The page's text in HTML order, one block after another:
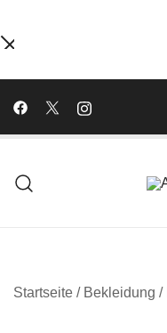
Startseite / Bekleidung /